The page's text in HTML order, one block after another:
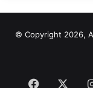
© Copyright 2026,
Facebook